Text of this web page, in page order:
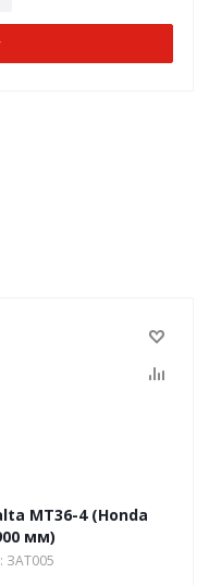
МТ36-4 (Honda
мм)
ЗАТ005